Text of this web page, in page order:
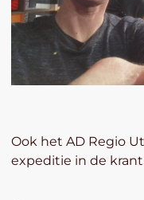
Ook het AD Regio
expeditie in de